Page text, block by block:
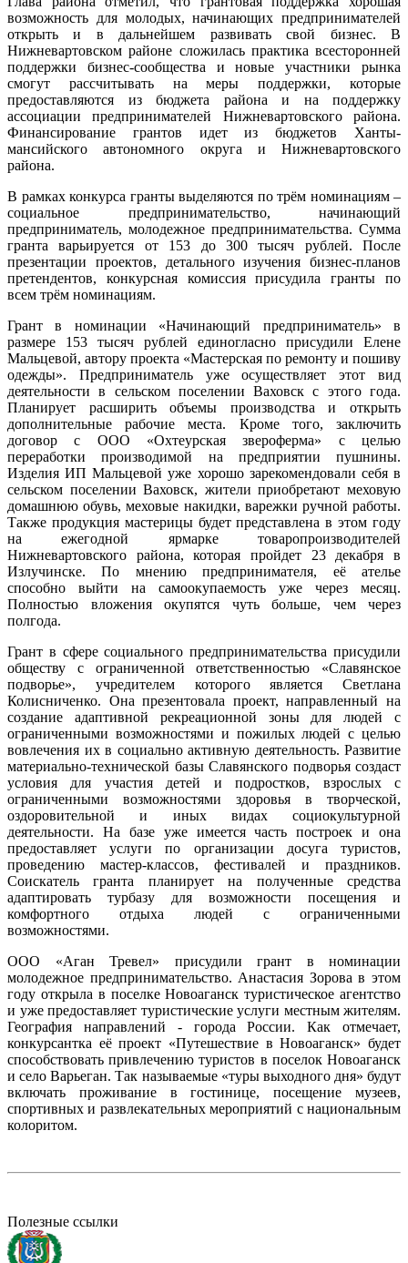
возможность для молодых, начинающих предпринимателей
открыть и в дальнейшем развивать свой бизнес. В
Нижневартовском районе сложилась практика всесторонней
поддержки бизнес-сообщества и новые участники рынка
смогут рассчитывать на меры поддержки, которые
предоставляются из бюджета района и на поддержку
ассоциации предпринимателей Нижневартовского района.
Финансирование грантов идет из бюджетов Ханты-
мансийского автономного округа и Нижневартовского
района.
В рамках конкурса гранты выделяются по трём номинациям –
социальное предпринимательство, начинающий
предприниматель, молодежное предпринимательства. Сумма
гранта варьируется от 153 до 300 тысяч рублей. После
презентации проектов, детального изучения бизнес-планов
претендентов, конкурсная комиссия присудила гранты по
всем трём номинациям.
Грант в номинации «Начинающий предприниматель» в
размере 153 тысяч рублей единогласно присудили Елене
Мальцевой, автору проекта «Мастерская по ремонту и пошиву
одежды». Предприниматель уже осуществляет этот вид
деятельности в сельском поселении Ваховск с этого года.
Планирует расширить объемы производства и открыть
дополнительные рабочие места. Кроме того, заключить
договор с ООО «Охтеурская звероферма» с целью
переработки производимой на предприятии пушнины.
Изделия ИП Мальцевой уже хорошо зарекомендовали себя в
сельском поселении Ваховск, жители приобретают меховую
домашнюю обувь, меховые накидки, варежки ручной работы.
Также продукция мастерицы будет представлена в этом году
на ежегодной ярмарке товаропроизводителей
Нижневартовского района, которая пройдет 23 декабря в
Излучинске. По мнению предпринимателя, её ателье
способно выйти на самоокупаемость уже через месяц.
Полностью вложения окупятся чуть больше, чем через
полгода.
Грант в сфере социального предпринимательства присудили
обществу с ограниченной ответственностью «Славянское
подворье», учредителем которого является Светлана
Колисниченко. Она презентовала проект, направленный на
создание адаптивной рекреационной зоны для людей с
ограниченными возможностями и пожилых людей с целью
вовлечения их в социально активную деятельность. Развитие
материально-технической базы Славянского подворья создаст
условия для участия детей и подростков, взрослых с
ограниченными возможностями здоровья в творческой,
оздоровительной и иных видах социокультурной
деятельности. На базе уже имеется часть построек и она
предоставляет услуги по организации досуга туристов,
проведению мастер-классов, фестивалей и праздников.
Соискатель гранта планирует на полученные средства
адаптировать турбазу для возможности посещения и
комфортного отдыха людей с ограниченными
возможностями.
ООО «Аган Тревел» присудили грант в номинации
молодежное предпринимательство. Анастасия Зорова в этом
году открыла в поселке Новоаганск туристическое агентство
и уже предоставляет туристические услуги местным жителям.
География направлений - города России. Как отмечает,
конкурсантка её проект «Путешествие в Новоаганск» будет
способствовать привлечению туристов в поселок Новоаганск
и село Варьеган. Так называемые «туры выходного дня» будут
включать проживание в гостинице, посещение музеев,
спортивных и развлекательных мероприятий с национальным
колоритом.
Полезные ссылки